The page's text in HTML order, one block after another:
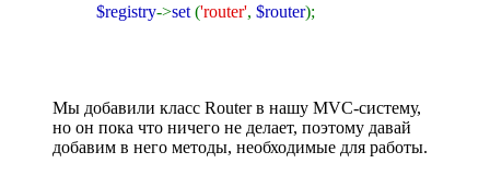
$registry->set ('router', $router);
Мы добавили класс Router в нашу MVC-систему,
но он пока что ничего не делает, поэтому давай
добавим в него методы, необходимые для работы.